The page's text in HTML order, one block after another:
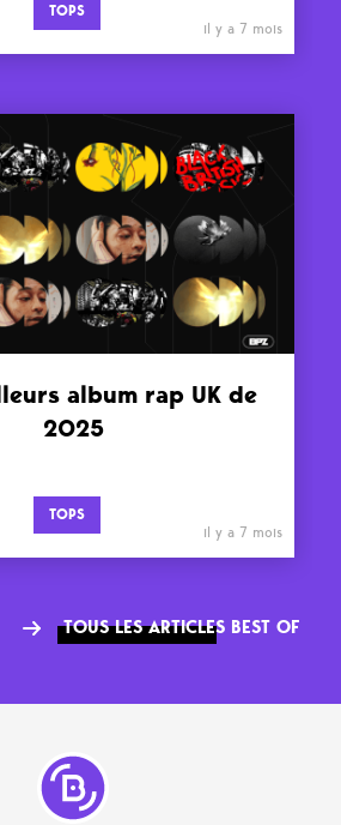
TOPS
il y a 7 mois
album rap UK de
2025
TOPS
il y a 7 mois
TOUS LES ARTICLES BEST OF